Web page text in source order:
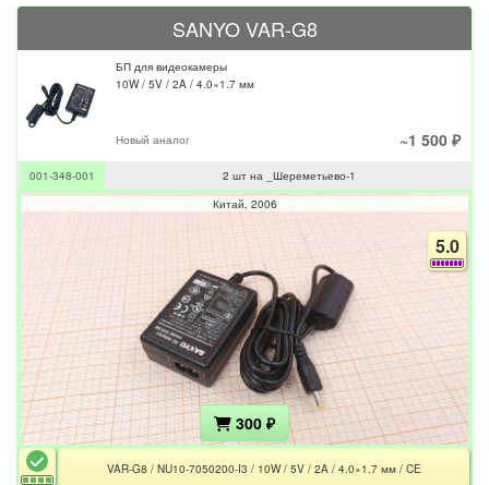
SANYO VAR-G8
БП для видеокамеры
10W / 5V / 2A / 4.0×1.7 мм
Новый аналог ~1 500 ₽
001-348-001
2 шт на _Шереметьево-1
Китай 2006
5.0
300 ₽
VAR-G8 / NU10-7050200-I3 / 10W / 5V / 2A / 4.0×1.7 мм / CE